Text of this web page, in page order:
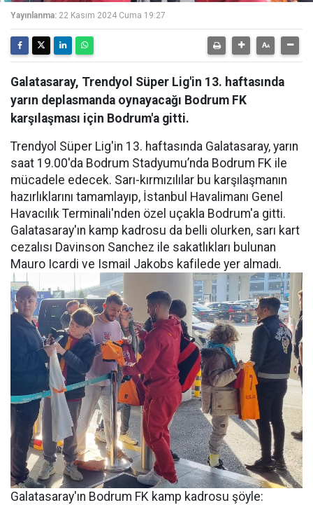
Yayınlanma: 22 Kasım 2024 Cuma 19:27
Galatasaray, Trendyol Süper Lig'in 13. haftasında
yarın deplasmanda oynayacağı Bodrum FK
karşılaşması için Bodrum'a gitti.
Trendyol Süper Lig'in 13. haftasında Galatasaray, yarın
saat 19.00'da Bodrum Stadyumu’nda Bodrum FK ile
mücadele edecek. Sarı-kırmızılılar bu karşılaşmanın
hazırlıklarını tamamlayıp, İstanbul Havalimanı Genel
Havacılık Terminali'nden özel uçakla Bodrum'a gitti.
Galatasaray'ın kamp kadrosu da belli olurken, sarı kart
cezalısı Davinson Sanchez ile sakatlıkları bulunan
Mauro Icardi ve Ismail Jakobs kafilede yer almadı.
Galatasaray'ın Bodrum FK kamp kadrosu şöyle: